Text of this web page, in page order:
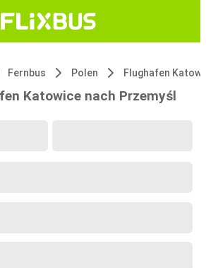
Fernbus Polen Flughafen
Katowice nach Przemyśl